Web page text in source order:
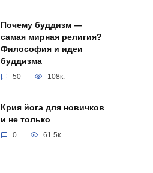
Почему буддизм —
самая мирная религия?
Философия и идеи
буддизма
50 108к.
Крия йога для новичков
и не только
0 61.5к.